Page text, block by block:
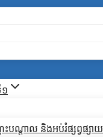
១
ះបណ្តាល និងអប់រំផ្សព្វផ្សាយ